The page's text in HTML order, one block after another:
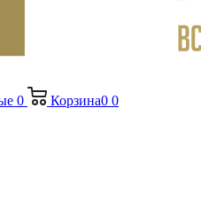
0 Корзина0 0